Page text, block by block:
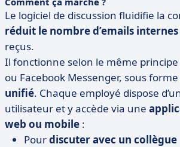
Le logiciel de discussion fluidifie la
réduit le nombre d’emails internes
reçus.
Il fonctionne selon le même
ou Facebook Messenger, sous forme
unifié. Chaque employé dispose
utilisateur et y accède via une
web ou mobile :
Pourdiscuter avec un collègue